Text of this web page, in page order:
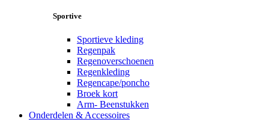
Sportive
Sportieve kleding
Regenpak
Regenoverschoenen
Regenkleding
Regencape/poncho
Broek kort
Arm- Beenstukken
Onderdelen & Accessoires